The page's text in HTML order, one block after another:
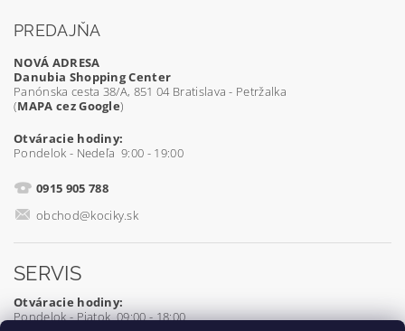
PREDAJŇA
NOVÁ ADRESA
Danubia Shopping Center
Panónska cesta 38/A, 851 04 Bratislava - Petržalka
(MAPA cez Google)
Otváracie hodiny:
Pondelok - Nedeľa 9:00 - 19:00
0915 905 788
obchod@kociky.sk
SERVIS
Otváracie hodiny:
Pondelok - Piatok 09:00 - 18:00